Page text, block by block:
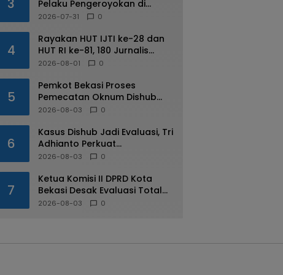
3
Pelaku Pengeroyokan di
Kalimalang
2026-07-31 0
4
Rayakan HUT IJTI ke-28 dan
HUT RI ke-81, 180 Jurnalis
Jabodetabek Adu di IJTI
2026-08-01 0
5
Pemkot Bekasi Proses
Pemecatan Oknum Dishub
Yang Diduga Lakukan Pungli
2026-08-03 0
6
Kasus Dishub Jadi Evaluasi, Tri
Adhianto Perkuat
Pengawasan Aparatur
2026-08-03 0
7
Ketua Komisi II DPRD Kota
Bekasi Desak Evaluasi Total
Usai Dugaan Pungli Oknum
2026-08-03 0